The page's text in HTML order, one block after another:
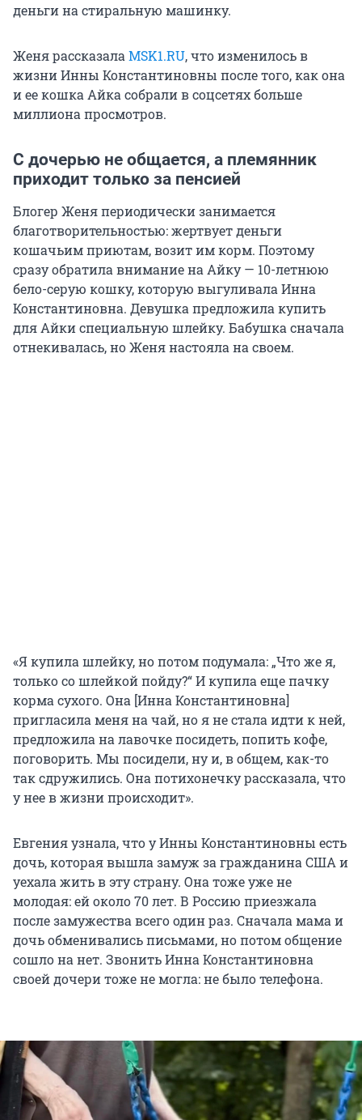
деньги на стиральную машинку.
Женя рассказала MSK1.RU, что изменилось в
жизни Инны Константиновны после того, как она
и ее кошка Айка собрали в соцсетях больше
миллиона просмотров.
С дочерью не общается, а племянник
приходит только за пенсией
Блогер Женя периодически занимается
благотворительностью: жертвует деньги
кошачьим приютам, возит им корм. Поэтому
сразу обратила внимание на Айку — 10-летнюю
бело-серую кошку, которую выгуливала Инна
Константиновна. Девушка предложила купить
для Айки специальную шлейку. Бабушка сначала
отнекивалась, но Женя настояла на своем.
«Я купила шлейку, но потом подумала: „Что же я,
только со шлейкой пойду?“ И купила еще пачку
корма сухого. Она [Инна Константиновна]
пригласила меня на чай, но я не стала идти к ней,
предложила на лавочке посидеть, попить кофе,
поговорить. Мы посидели, ну и, в общем, как-то
так сдружились. Она потихонечку рассказала, что
у нее в жизни происходит».
Евгения узнала, что у Инны Константиновны есть
дочь, которая вышла замуж за гражданина США и
уехала жить в эту страну. Она тоже уже не
молодая: ей около 70 лет. В Россию приезжала
после замужества всего один раз. Сначала мама и
дочь обменивались письмами, но потом общение
сошло на нет. Звонить Инна Константиновна
своей дочери тоже не могла: не было телефона.